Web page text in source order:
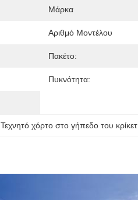
Μάρκα
Αριθμό Μοντέλου
Πακέτο:
Πυκνότητα:
, Τεχνητό χόρτο στο γήπεδο του κρίκετ